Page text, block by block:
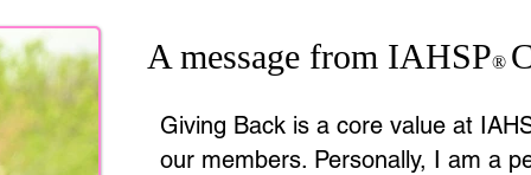
A message from IAHSP®
Giving Back is a core value at
our members. Personally, I am a